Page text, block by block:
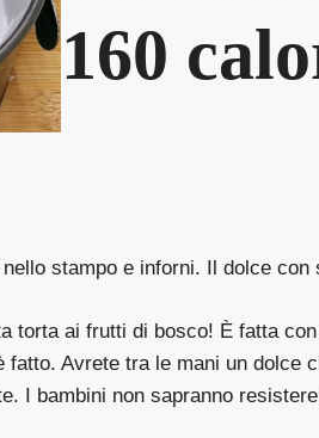
160
stampo e inforni. Il dolce con
torta ai frutti di bosco! È fatta
Avrete tra le mani un dolce
I bambini non sapranno